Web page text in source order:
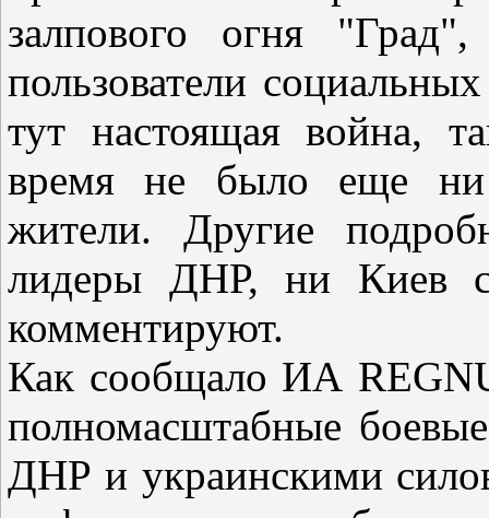
залпового огня
пользователи
тут настоящая война,
время не было еще
жители. Другие
лидеры ДНР, ни Киев
комментируют.
Как сообщало ИА
полномасштабные
ДНР и украинскими